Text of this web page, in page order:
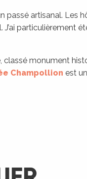
passé artisanal. Les
particulièrement
classé monument
Champollion est